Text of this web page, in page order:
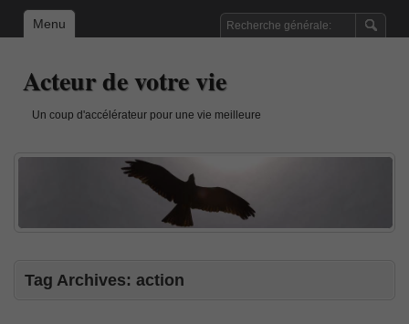
Menu
Acteur de votre vie
Un coup d'accélérateur pour une vie meilleure
Tag Archives: action